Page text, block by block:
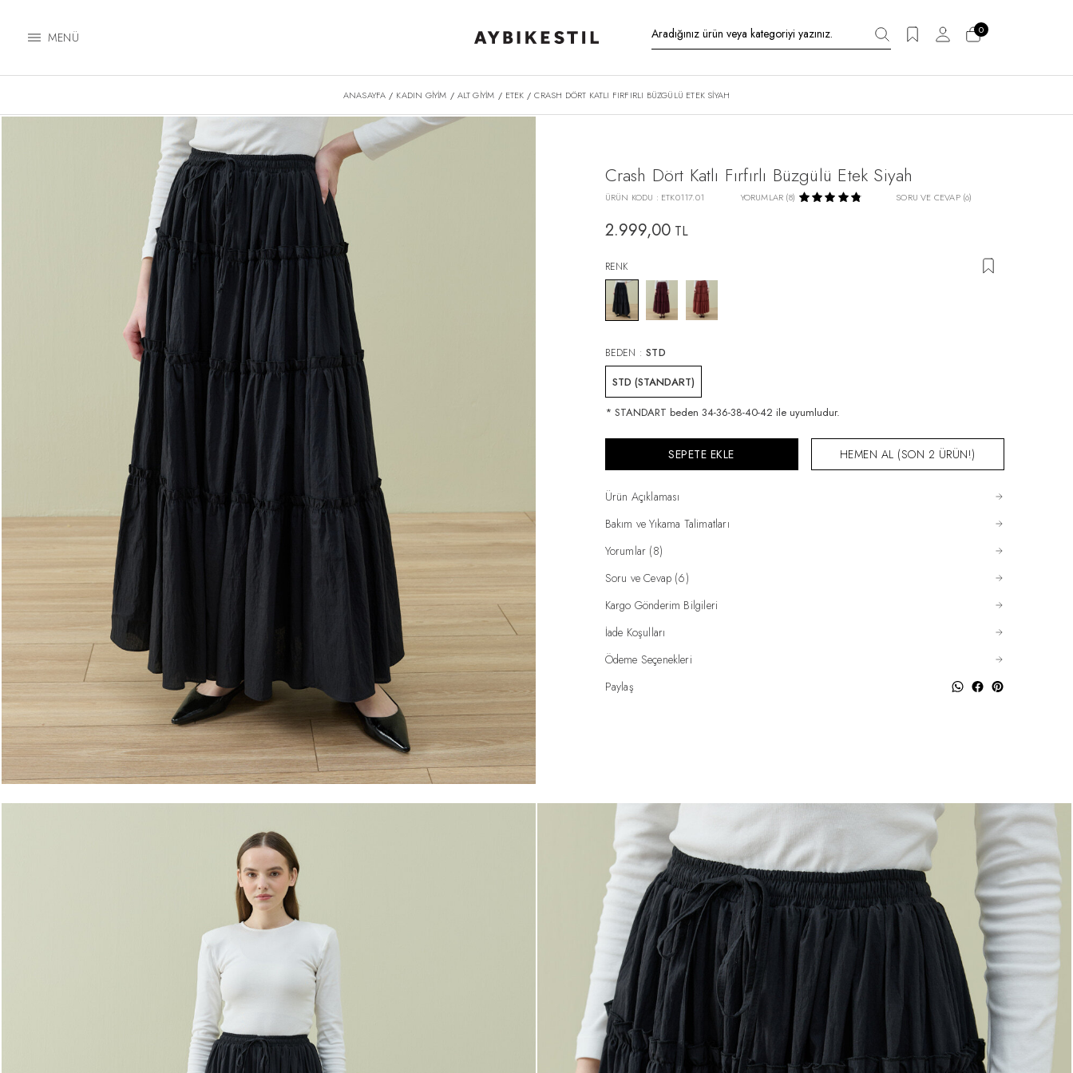
MENÜ 0
ANASAYFA / KADIN GİYİM / ALT GİYİM / ETEK / CRASH DÖRT KATLI FIRFIRLI BÜZGÜLÜ ETEK SIYAH
Crash Dört Katlı Fırfırlı Büzgülü Etek Siyah
ÜRÜN KODU : ETK0117.01 YORUMLAR (8) SORU VE CEVAP (6)
2.999,00TL
RENK
BEDEN :STD
STD (STANDART)
* STANDART beden 34-36-38-40-42 ile uyumludur.
SEPETE EKLE HEMEN AL (SON 2 ÜRÜN!)
Ürün Açıklaması
Bakım ve Yıkama Talimatları
Yorumlar (8)
Soru ve Cevap (6)
Kargo Gönderim Bilgileri
İade Koşulları
Ödeme Seçenekleri
Paylaş